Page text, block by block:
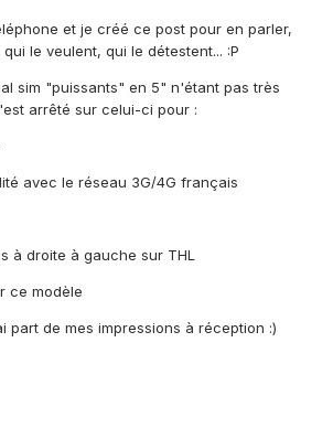
et je créé ce post pour en parler,
le veulent, qui le détestent... :P
sim "puissants" en 5" n'étant pas très
arrêté sur celui-ci pour :
avec le réseau 3G/4G français
à droite à gauche sur THL
ce modèle
part de mes impressions à réception :)